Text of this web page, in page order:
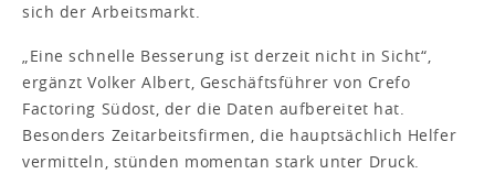
sich der Arbeitsmarkt.
„Eine schnelle Besserung ist derzeit nicht in Sicht“,
ergänzt Volker Albert, Geschäftsführer von Crefo
Factoring Südost, der die Daten aufbereitet hat.
Besonders Zeitarbeitsfirmen, die hauptsächlich Helfer
vermitteln, stünden momentan stark unter Druck.